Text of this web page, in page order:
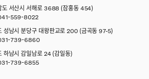
도 서산시 서해로 3688 (잠홍동 454)
559-8022
성남시 분당구 대왕판교로 200 (금곡동 97-5)
739-6860
하남시 감일남로 24 (감일동)
739-6855